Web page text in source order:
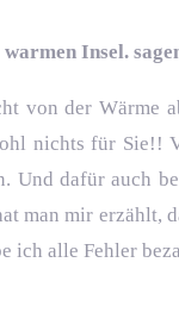
Insel.
von der Wärme
nichts für Sie!!
dafür auch
man mir erzählt,
ich alle Fehler